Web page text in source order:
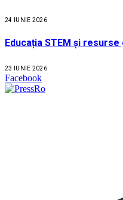
24 IUNIE 2026
Educația STEM și
23 IUNIE 2026
Facebook